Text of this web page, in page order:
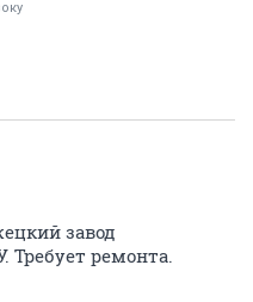
завод
Требует ремонта.